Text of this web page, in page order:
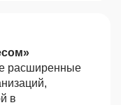
расширенные
в